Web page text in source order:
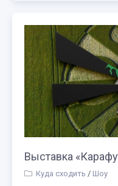
Выставка
Куда сходить / Шоу